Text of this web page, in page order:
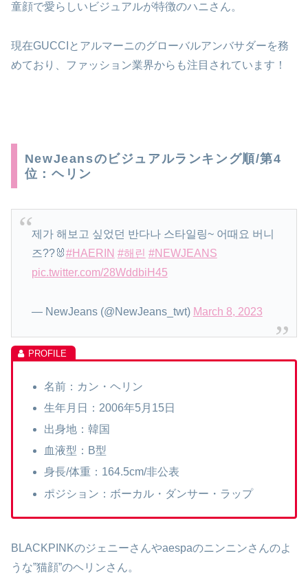
童顔で愛らしいビジュアルが特徴のハニさん。
現在GUCCIとアルマーニのグローバルアンバサダーを務
めており、ファッション業界からも注目されています！
NewJeansのビジュアルランキング順/第4
位：ヘリン
제가 해보고 싶었던 반다나 스타일링~ 어때요 버니
즈??🐰#HAERIN #해린 #NEWJEANS
pic.twitter.com/28WddbiH45
— NewJeans (@NewJeans_twt) March 8, 2023
名前：カン・ヘリン
生年月日：2006年5月15日
出身地：韓国
血液型：B型
身長/体重：164.5cm/非公表
ポジション：ボーカル・ダンサー・ラップ
BLACKPINKのジェニーさんやaespaのニンニンさんのよ
うな”猫顔”のヘリンさん。